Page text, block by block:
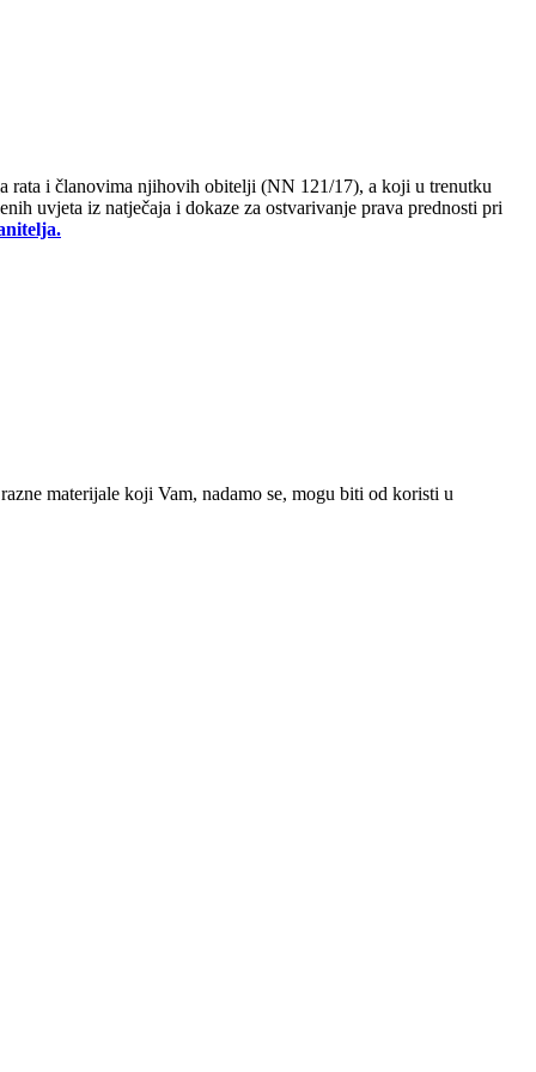
rata i članovima njihovih obitelji (NN 121/17), a koji u trenutku
uvjeta iz natječaja i dokaze za ostvarivanje prava prednosti pri
materijale koji Vam, nadamo se, mogu biti od koristi u